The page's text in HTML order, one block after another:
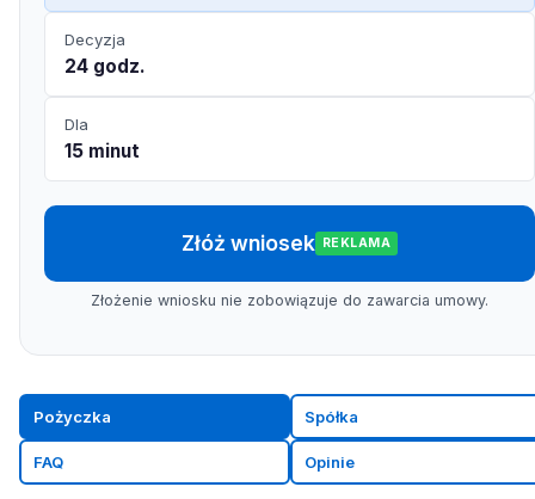
Decyzja
24 godz.
Dla
15 minut
Złóż wniosek REKLAMA
Złożenie wniosku nie zobowiązuje do zawarcia umowy.
Pożyczka Spółka
FAQ Opinie